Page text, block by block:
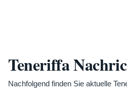
Teneriffa
Nachfolgend finden Sie aktuelle